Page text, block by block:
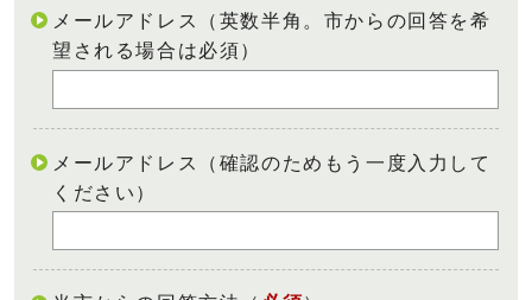
メールアドレス（英数半角。市からの回答を希
望される場合は必須）
メールアドレス（確認のためもう一度入力して
ください）